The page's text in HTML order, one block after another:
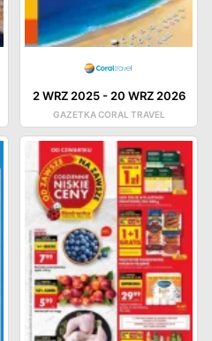
2 WRZ 2025- 20 WRZ 2026
GAZETKA CORAL TRAVEL